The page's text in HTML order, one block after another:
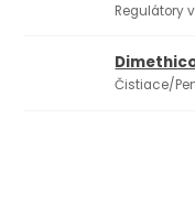
Regulátory
Čistiace/